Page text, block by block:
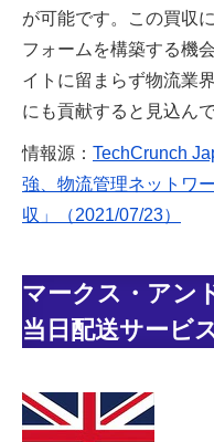
が可能です。この買収
フォームを構築する機
イトに留まらず物流業
にも貢献すると見込んで
情報源： TechCrunch
強、物流管理ネットワ
収」（2021/07/23）
マークス・アン
当日配送サービ